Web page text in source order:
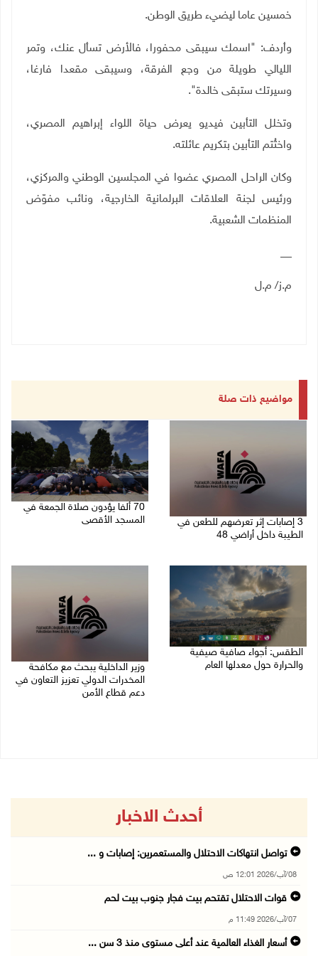
خمسين عاما ليضيء طريق الوطن.
وأردف: "اسمك سيبقى محفورا، فالأرض تسأل عنك، وتمر
الليالي طويلة من وجع الفرقة، وسيبقى مقعدا فارغا،
وسيرتك ستبقى خالدة"
.
وتخلل التأبين فيديو يعرض حياة اللواء إبراهيم المصري،
واختُتم التأبين بتكريم عائلته.
وكان الراحل المصري عضوا في المجلسين الوطني والمركزي،
ورئيس لجنة العلاقات البرلمانية الخارجية، ونائب مفوّض
المنظمات الشعبية.
م.ز/ م.ل
مواضيع ذات صلة
3 إصابات إثر تعرضهم للطعن في
الطيبة داخل أراضي 48
70 ألفا يؤدون صلاة الجمعة في
المسجد الأقصى
الطقس: أجواء صافية صيفية
والحرارة حول معدلها العام
وزير الداخلية يبحث مع مكافحة
المخدرات الدولي تعزيز التعاون في
دعم قطاع الأمن
أحدث الاخبار
تواصل انتهاكات الاحتلال والمستعمرين: إصابات و ...
08/آب/2026 12:01 ص
قوات الاحتلال تقتحم بيت فجار جنوب بيت لحم
07/آب/2026 11:49 م
أسعار الغذاء العالمية عند أعلى مستوى منذ 3 سن ...